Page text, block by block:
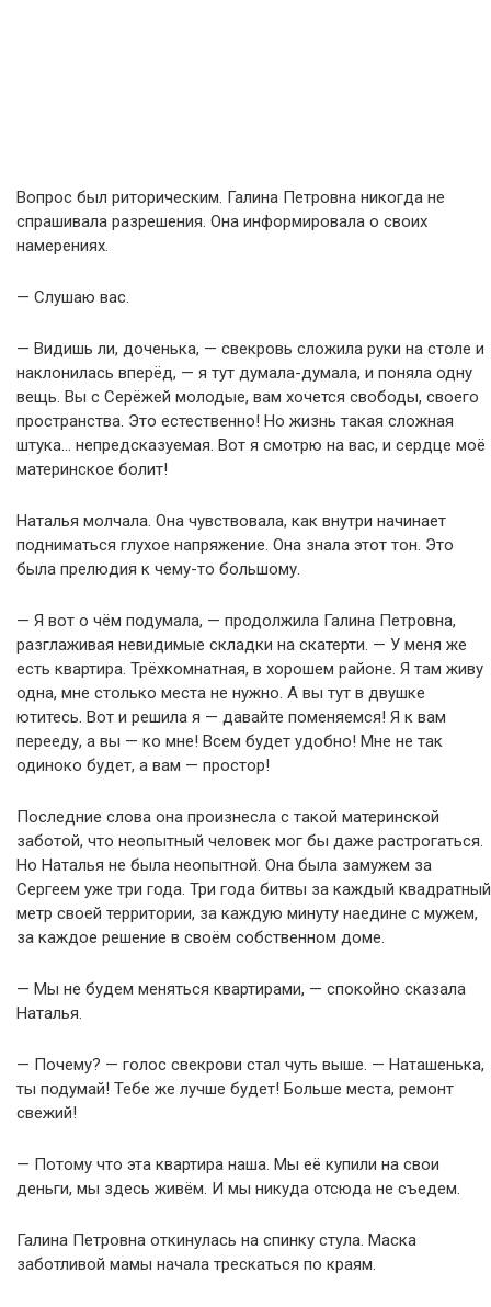
Вопрос был риторическим. Галина Петровна никогда не
спрашивала разрешения. Она информировала о своих
намерениях.
— Слушаю вас.
— Видишь ли, доченька, — свекровь сложила руки на столе и
наклонилась вперёд, — я тут думала-думала, и поняла одну
вещь. Вы с Серёжей молодые, вам хочется свободы, своего
пространства. Это естественно! Но жизнь такая сложная
штука… непредсказуемая. Вот я смотрю на вас, и сердце моё
материнское болит!
Наталья молчала. Она чувствовала, как внутри начинает
подниматься глухое напряжение. Она знала этот тон. Это
была прелюдия к чему-то большому.
— Я вот о чём подумала, — продолжила Галина Петровна,
разглаживая невидимые складки на скатерти. — У меня же
есть квартира. Трёхкомнатная, в хорошем районе. Я там живу
одна, мне столько места не нужно. А вы тут в двушке
ютитесь. Вот и решила я — давайте поменяемся! Я к вам
перееду, а вы — ко мне! Всем будет удобно! Мне не так
одиноко будет, а вам — простор!
Последние слова она произнесла с такой материнской
заботой, что неопытный человек мог бы даже растрогаться.
Но Наталья не была неопытной. Она была замужем за
Сергеем уже три года. Три года битвы за каждый квадратный
метр своей территории, за каждую минуту наедине с мужем,
за каждое решение в своём собственном доме.
— Мы не будем меняться квартирами, — спокойно сказала
Наталья.
— Почему? — голос свекрови стал чуть выше. — Наташенька,
ты подумай! Тебе же лучше будет! Больше места, ремонт
свежий!
— Потому что эта квартира наша. Мы её купили на свои
деньги, мы здесь живём. И мы никуда отсюда не съедем.
Галина Петровна откинулась на спинку стула. Маска
заботливой мамы начала трескаться по краям.